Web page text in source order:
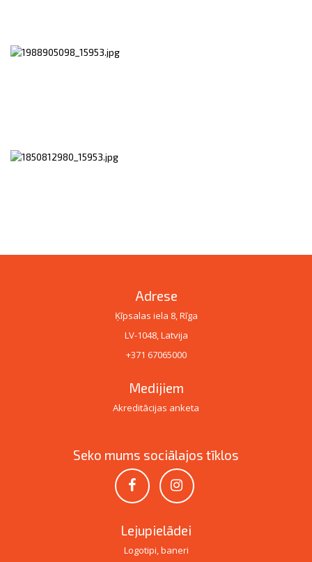
Adrese
Ķīpsalas iela 8, Rīga
LV-1048, Latvija
+371 67065000
Medijiem
Akreditācijas anketa
Seko mums sociālajos tīklos
Lejupielādei
Logotipi, baneri